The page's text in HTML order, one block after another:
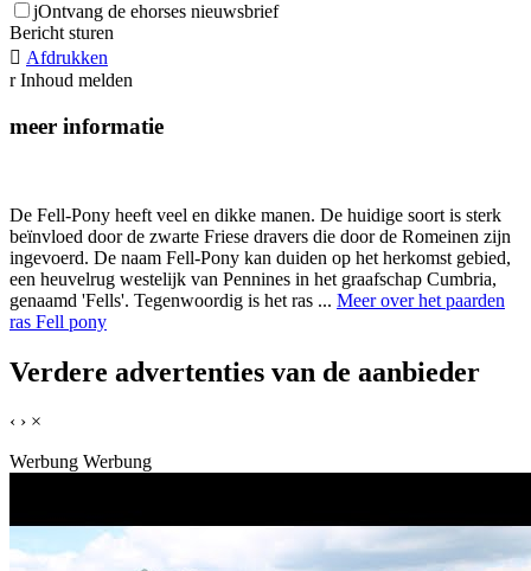
jOntvang de ehorses nieuwsbrief
Bericht sturen
 Afdrukken
r Inhoud melden
meer informatie
De Fell-Pony heeft veel en dikke manen. De huidige soort is sterk
beïnvloed door de zwarte Friese dravers die door de Romeinen zijn
ingevoerd. De naam Fell-Pony kan duiden op het herkomst gebied,
een heuvelrug westelijk van Pennines in het graafschap Cumbria,
genaamd 'Fells'. Tegenwoordig is het ras ... Meer over het paarden
ras Fell pony
Verdere advertenties van de aanbieder
‹ › ×
Werbung Werbung